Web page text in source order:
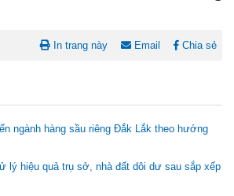
In trang này Email Chia sẻ
ngành hàng sầu riêng Đắk Lắk theo hướng
lý hiệu quả trụ sở, nhà đất dôi dư sau sắp xếp
về cam kết bố trí nguồn vốn đối ứng ngân